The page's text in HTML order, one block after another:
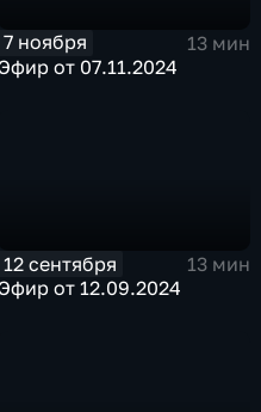
7 ноября
13 мин
Эфир от 07.11.2024
12 сентября
13 мин
Эфир от 12.09.2024